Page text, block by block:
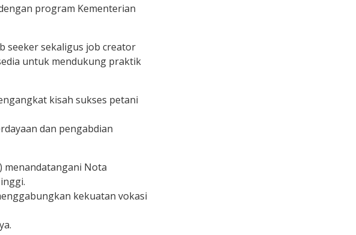
program Kementerian
seeker sekaligus job creator
untuk mendukung praktik
kisah sukses petani
dan pengabdian
menandatangani Nota
kekuatan vokasi